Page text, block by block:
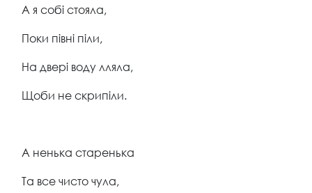
А я собі стояла,
Поки півні піли,
На двері воду лляла,
Щоби не скрипіли.
А ненька старенька
Та все чисто чула,